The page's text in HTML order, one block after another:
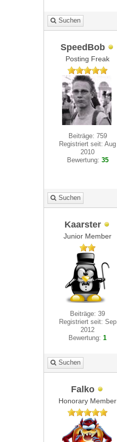
Suchen
SpeedBob
Posting Freak
Beiträge: 759
Registriert seit: Aug
2010
Bewertung: 35
Suchen
Kaarster
Junior Member
Beiträge: 39
Registriert seit: Sep
2012
Bewertung:1
Suchen
Falko
Honorary Member